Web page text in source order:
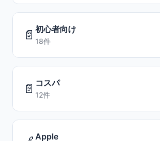
📄 初心者向け
18件
📄 コスパ
12件
Apple